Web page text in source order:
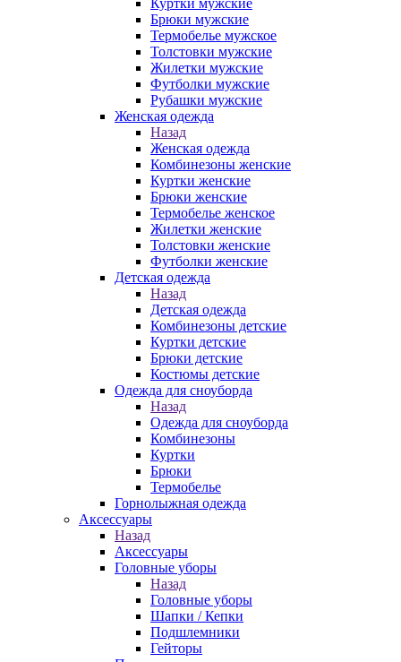
Куртки мужские
Брюки мужские
Термобелье мужское
Толстовки мужские
Жилетки мужские
Футболки мужские
Рубашки мужские
Женская одежда
Назад
Женская одежда
Комбинезоны женские
Куртки женские
Брюки женские
Термобелье женское
Жилетки женские
Толстовки женские
Футболки женские
Детская одежда
Назад
Детская одежда
Комбинезоны детские
Куртки детские
Брюки детские
Костюмы детские
Одежда для сноуборда
Назад
Одежда для сноуборда
Комбинезоны
Куртки
Брюки
Термобелье
Горнолыжная одежда
Аксессуары
Назад
Аксессуары
Головные уборы
Назад
Головные уборы
Шапки / Кепки
Подшлемники
Гейторы